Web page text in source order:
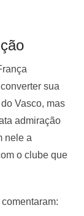
sua
Vasco, mas
admiração
nele a
o clube que